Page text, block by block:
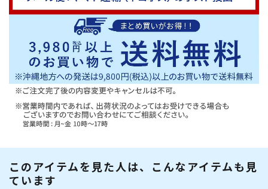
このアイテムを見た人は、こんなアイテムも見
ています